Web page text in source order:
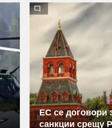
ЕС се договори
санкции срещу